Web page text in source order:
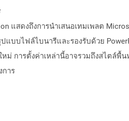
แสดงถึงการนำเสนอเทมเพลต
แบบไฟล์ไบนารีและรองรับด้วย
ม่ การตั้งค่าเหล่านี้อาจรวมถึงสไตล์พื้
การ